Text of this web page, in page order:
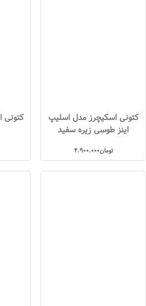
کتونی اسکیچرز مدل اسلیپ
اینز طوسی زیره سفید
تومان4.900.000